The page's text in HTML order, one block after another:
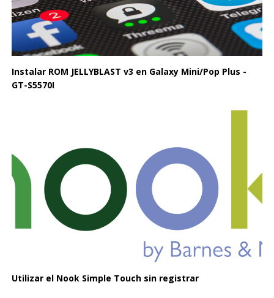
Instalar ROM JELLYBLAST v3 en Galaxy Mini/Pop Plus -
GT-S5570I
Utilizar el Nook Simple Touch sin registrar